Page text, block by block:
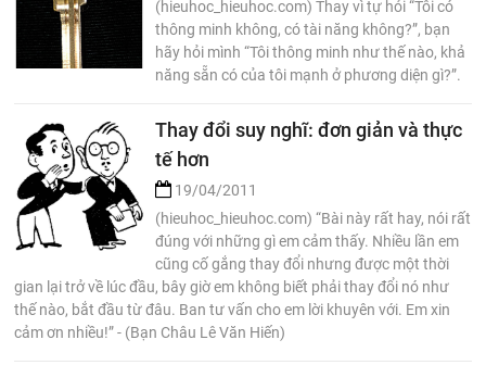
(hieuhoc_hieuhoc.com) Thay vì tự hỏi “Tôi có
thông minh không, có tài năng không?”, bạn
hãy hỏi mình “Tôi thông minh như thế nào, khả
năng sẵn có của tôi mạnh ở phương diện gì?”.
Thay đổi suy nghĩ: đơn giản và thực
tế hơn
19/04/2011
(hieuhoc_hieuhoc.com) “Bài này rất hay, nói rất
đúng với những gì em cảm thấy. Nhiều lần em
cũng cố gắng thay đổi nhưng được một thời
gian lại trở về lúc đầu, bây giờ em không biết phải thay đổi nó như
thế nào, bắt đầu từ đâu. Ban tư vấn cho em lời khuyên với. Em xin
cảm ơn nhiều!” - (Bạn Châu Lê Văn Hiến)